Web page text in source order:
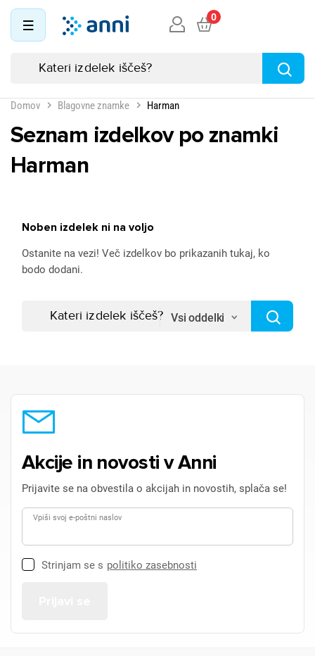
0
Domov Blagovne znamke Harman
Seznam izdelkov po znamki
Harman
Noben izdelek ni na voljo
Ostanite na vezi! Več izdelkov bo prikazanih tukaj, ko
bodo dodani.
Vsi oddelki
Akcije in novosti v Anni
Prijavite se na obvestila o akcijah in novostih, splača se!
Vpiši svoj e-poštni naslov
Strinjam se s politiko zasebnosti